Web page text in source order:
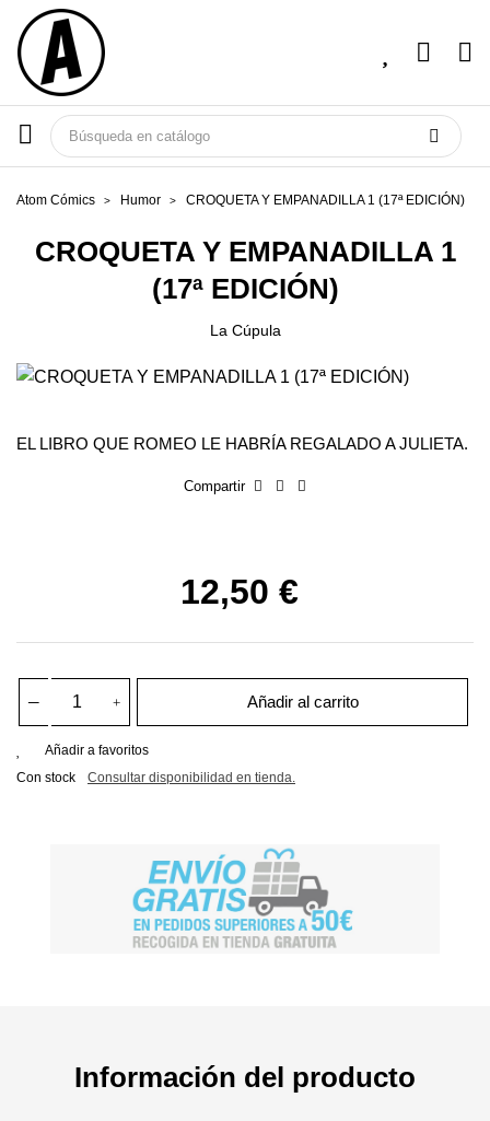
Atom Cómics Humor CROQUETA Y EMPANADILLA 1 (17ª EDICIÓN)
CROQUETA Y EMPANADILLA 1
(17ª EDICIÓN)
La Cúpula
EL LIBRO QUE ROMEO LE HABRÍA REGALADO A JULIETA.
Compartir
12,50 €
Añadir al carrito
Añadir a favoritos
Con stock
Consultar disponibilidad en tienda.
Información del producto